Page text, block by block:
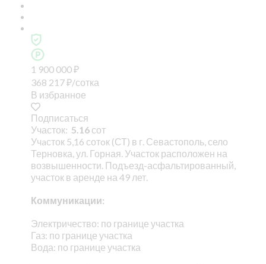
1 900 000₽
368 217₽/сотка
В избранное
Подписаться
Участок: 5.16 сот
Учaсток 5,16 сотoк (СТ) в г. Севастополь, село
Терновка, ул. Горная. Участок расположен на
возвышенности. Подъезд-асфальтированный,
участок в аренде на 49 лет.
Коммуникации:
Электричество: по границе участка
Газ: по границе участка
Вода: по границе участка